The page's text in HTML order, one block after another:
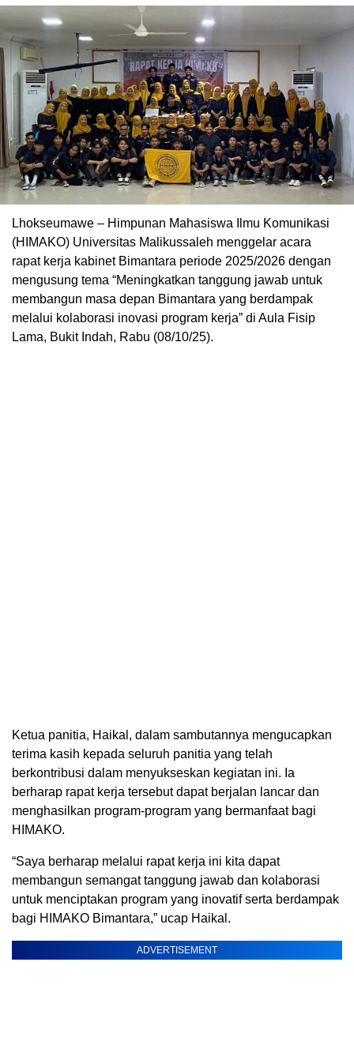
Lhokseumawe – Himpunan Mahasiswa Ilmu Komunikasi
(HIMAKO) Universitas Malikussaleh menggelar acara
rapat kerja kabinet Bimantara periode 2025/2026 dengan
mengusung tema “Meningkatkan tanggung jawab untuk
membangun masa depan Bimantara yang berdampak
melalui kolaborasi inovasi program kerja” di Aula Fisip
Lama, Bukit Indah, Rabu (08/10/25).
Ketua panitia, Haikal, dalam sambutannya mengucapkan
terima kasih kepada seluruh panitia yang telah
berkontribusi dalam menyukseskan kegiatan ini. Ia
berharap rapat kerja tersebut dapat berjalan lancar dan
menghasilkan program-program yang bermanfaat bagi
HIMAKO.
“Saya berharap melalui rapat kerja ini kita dapat
membangun semangat tanggung jawab dan kolaborasi
untuk menciptakan program yang inovatif serta berdampak
bagi HIMAKO Bimantara,” ucap Haikal.
ADVERTISEMENT